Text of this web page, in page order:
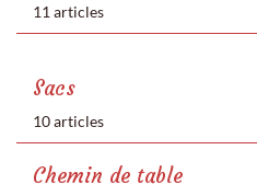
11 articles
Sacs
10 articles
Chemin de table